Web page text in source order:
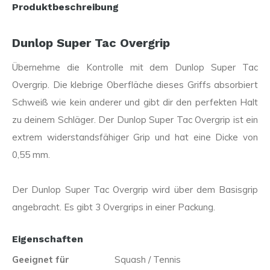
Produktbeschreibung
Dunlop Super Tac Overgrip
Übernehme die Kontrolle mit dem Dunlop Super Tac
Overgrip. Die klebrige Oberfläche dieses Griffs absorbiert
Schweiß wie kein anderer und gibt dir den perfekten Halt
zu deinem Schläger. Der Dunlop Super Tac Overgrip ist ein
extrem widerstandsfähiger Grip und hat eine Dicke von
0,55 mm.
Der Dunlop Super Tac Overgrip wird über dem Basisgrip
angebracht. Es gibt 3 Overgrips in einer Packung.
Eigenschaften
Geeignet für
Squash / Tennis